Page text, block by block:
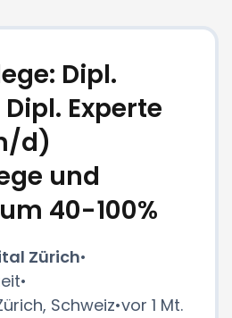
Dipl.
Experte
d)
und
40-100%
Zürich•
•
Schweiz•vor 1 Mt.